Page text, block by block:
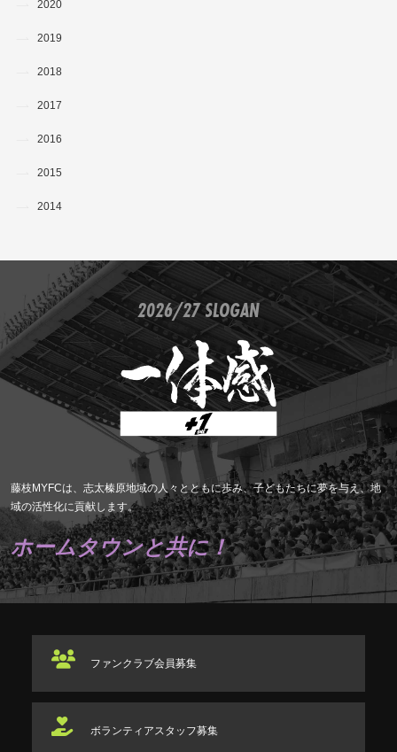
2020
2019
2018
2017
2016
2015
2014
2026/27 SLOGAN
藤枝MYFCは、志太榛原地域の人々とともに歩み、子どもたちに夢を与え、地
域の活性化に貢献します。
ホームタウンと共に！
ファンクラブ会員募集
ボランティアスタッフ募集